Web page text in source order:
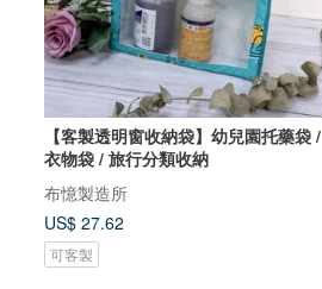
【客製透明窗收納袋】幼兒園托藥袋 /
衣物袋 / 旅行分類收納
布憶製造所
US$ 27.62
可客製